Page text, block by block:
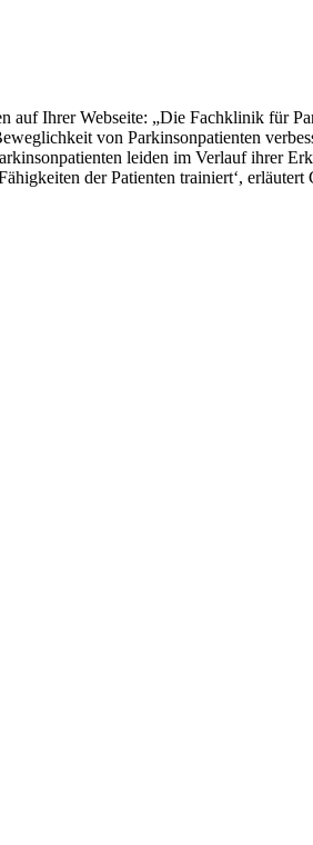
Ihrer Webseite: „Die Fachklinik für
von Parkinsonpatienten
leiden im Verlauf ihrer
der Patienten trainiert‘,